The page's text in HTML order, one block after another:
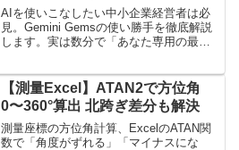
手順
AIを使いこなしたい中小企業経営者は必
見。Gemini Gemsの使い勝手を徹底解説
します。実は数分で「あなた専用の最強
務をDXし、指示の使い捨てを卒業する手
順が分かります。
【測量Excel】ATAN2で方位角
0〜360°算出 北跨ぎ差分も解決
測量座標の方位角計算、ExcelのATAN関
数で「角度がずれる」「マイナスにな